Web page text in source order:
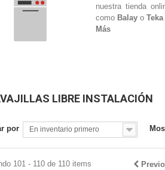
nuestra tienda
como Balay o Teka
Más
LIBRE INSTALACIÓN
por En inventario primero
101 - 110 de 110 items